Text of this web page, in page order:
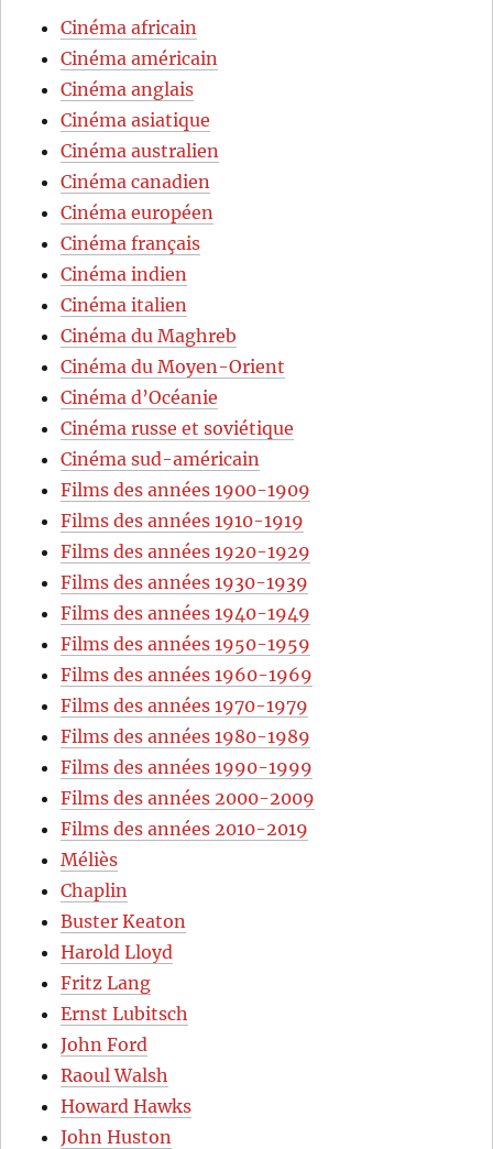
Cinéma africain
Cinéma américain
Cinéma anglais
Cinéma asiatique
Cinéma australien
Cinéma canadien
Cinéma européen
Cinéma français
Cinéma indien
Cinéma italien
Cinéma du Maghreb
Cinéma du Moyen-Orient
Cinéma d’Océanie
Cinéma russe et soviétique
Cinéma sud-américain
Films des années 1900-1909
Films des années 1910-1919
Films des années 1920-1929
Films des années 1930-1939
Films des années 1940-1949
Films des années 1950-1959
Films des années 1960-1969
Films des années 1970-1979
Films des années 1980-1989
Films des années 1990-1999
Films des années 2000-2009
Films des années 2010-2019
Méliès
Chaplin
Buster Keaton
Harold Lloyd
Fritz Lang
Ernst Lubitsch
John Ford
Raoul Walsh
Howard Hawks
John Huston